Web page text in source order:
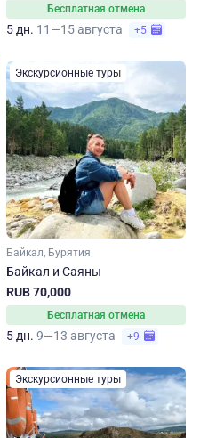
Бесплатная отмена
5 дн. 11—15 августа +5
Экскурсионные туры
Байкал, Бурятия
Байкал и Саяны
RUB 70,000
Бесплатная отмена
5 дн. 9—13 августа +9
Экскурсионные туры